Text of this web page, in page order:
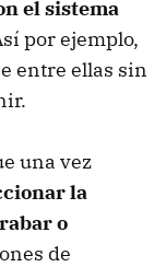
el sistema
por ejemplo,
entre ellas sin
una vez
la
o
de